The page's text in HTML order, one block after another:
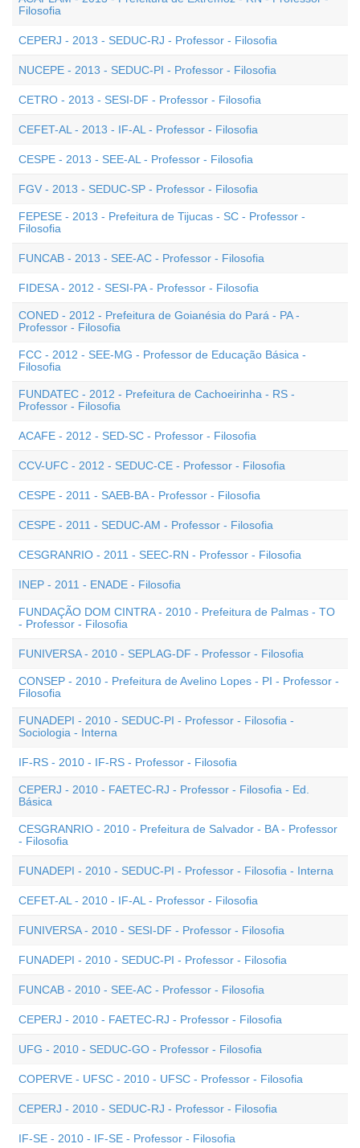
Filosofia
CEPERJ - 2013 - SEDUC-RJ - Professor - Filosofia
NUCEPE - 2013 - SEDUC-PI - Professor - Filosofia
CETRO - 2013 - SESI-DF - Professor - Filosofia
CEFET-AL - 2013 - IF-AL - Professor - Filosofia
CESPE - 2013 - SEE-AL - Professor - Filosofia
FGV - 2013 - SEDUC-SP - Professor - Filosofia
FEPESE - 2013 - Prefeitura de Tijucas - SC - Professor -
Filosofia
FUNCAB - 2013 - SEE-AC - Professor - Filosofia
FIDESA - 2012 - SESI-PA - Professor - Filosofia
CONED - 2012 - Prefeitura de Goianésia do Pará - PA -
Professor - Filosofia
FCC - 2012 - SEE-MG - Professor de Educação Básica -
Filosofia
FUNDATEC - 2012 - Prefeitura de Cachoeirinha - RS -
Professor - Filosofia
ACAFE - 2012 - SED-SC - Professor - Filosofia
CCV-UFC - 2012 - SEDUC-CE - Professor - Filosofia
CESPE - 2011 - SAEB-BA - Professor - Filosofia
CESPE - 2011 - SEDUC-AM - Professor - Filosofia
CESGRANRIO - 2011 - SEEC-RN - Professor - Filosofia
INEP - 2011 - ENADE - Filosofia
FUNDAÇÃO DOM CINTRA - 2010 - Prefeitura de Palmas - TO
- Professor - Filosofia
FUNIVERSA - 2010 - SEPLAG-DF - Professor - Filosofia
CONSEP - 2010 - Prefeitura de Avelino Lopes - PI - Professor -
Filosofia
FUNADEPI - 2010 - SEDUC-PI - Professor - Filosofia -
Sociologia - Interna
IF-RS - 2010 - IF-RS - Professor - Filosofia
CEPERJ - 2010 - FAETEC-RJ - Professor - Filosofia - Ed.
Básica
CESGRANRIO - 2010 - Prefeitura de Salvador - BA - Professor
- Filosofia
FUNADEPI - 2010 - SEDUC-PI - Professor - Filosofia - Interna
CEFET-AL - 2010 - IF-AL - Professor - Filosofia
FUNIVERSA - 2010 - SESI-DF - Professor - Filosofia
FUNADEPI - 2010 - SEDUC-PI - Professor - Filosofia
FUNCAB - 2010 - SEE-AC - Professor - Filosofia
CEPERJ - 2010 - FAETEC-RJ - Professor - Filosofia
UFG - 2010 - SEDUC-GO - Professor - Filosofia
COPERVE - UFSC - 2010 - UFSC - Professor - Filosofia
CEPERJ - 2010 - SEDUC-RJ - Professor - Filosofia
IF-SE - 2010 - IF-SE - Professor - Filosofia